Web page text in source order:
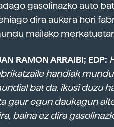
gasolinazko auto
dira aukera hori
mailako
RAMON ARRAIBI; EDP:
handiak
bat da. ikusi duzu
gaur egun daukagun
baina ez dira